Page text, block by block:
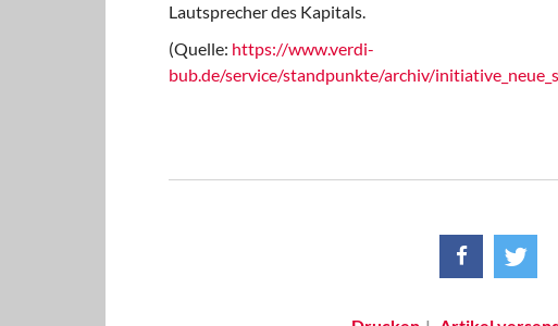
Lautsprecher des Kapitals.
(Quelle: https://www.verdi-
bub.de/service/standpunkte/archiv/